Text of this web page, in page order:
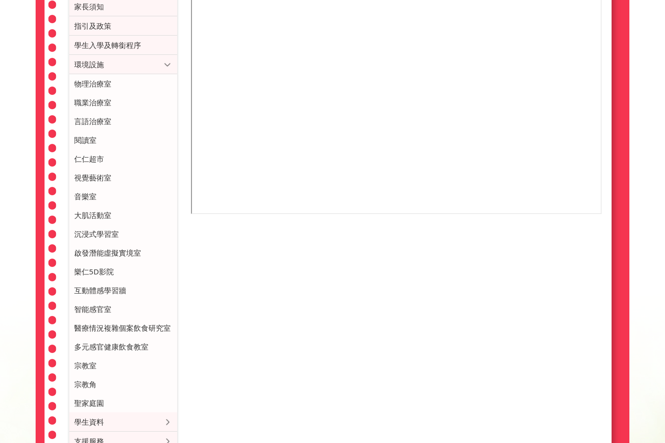
家長須知
指引及政策
學生入學及轉銜程序
環境設施
物理治療室
職業治療室
言語治療室
閱讀室
仁仁超市
視覺藝術室
音樂室
大肌活動室
沉浸式學習室
啟發潛能虛擬實境室
樂仁5D影院
互動體感學習牆
智能感官室
醫療情況複雜個案飲食研究室
多元感官健康飲食教室
宗教室
宗教角
聖家庭園
學生資料
支援服務